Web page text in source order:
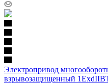
Электропривод
взрывозащищенный